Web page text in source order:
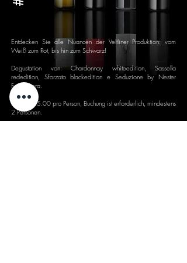
Entdecken Sie alle Nuancen der Veltliner Produktion: vom
Weiß zum Rot, bis hin zum Schwarz!
Degustation von: Chardonnay whiteedition, Sassella
rededition, Sforzato blackedition e Seduzioneby Nester
Formentera.
Preis: € 25.00 pro Person, Buchung ist erforderlich, mindestens
2 Personen.